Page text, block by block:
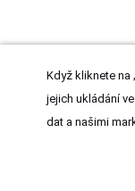
Když kliknete na
jejich ukládání
dat a našimi